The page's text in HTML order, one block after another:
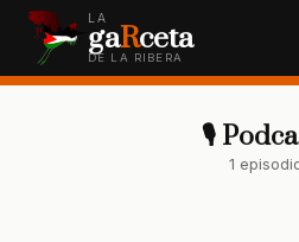
LA
gaRceta
DE LA RIBERA
🎙
1